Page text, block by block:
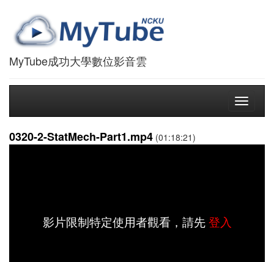
MyTube成功大學數位影音雲
Toggle
0320-2-StatMech-Part1.mp4 (01:18:21)
影片限制特定使用者觀看，請先登入